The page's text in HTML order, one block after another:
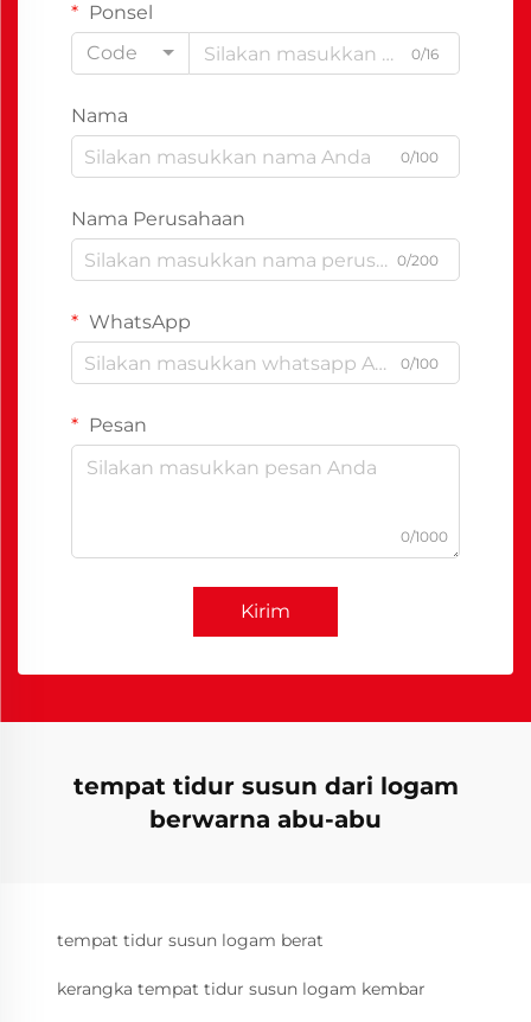
Ponsel
Code
0/16
Nama
0/100
Nama Perusahaan
0/200
WhatsApp
0/100
Pesan
0/1000
Kirim
tempat tidur susun dari logam
berwarna abu-abu
tempat tidur susun logam berat
kerangka tempat tidur susun logam kembar